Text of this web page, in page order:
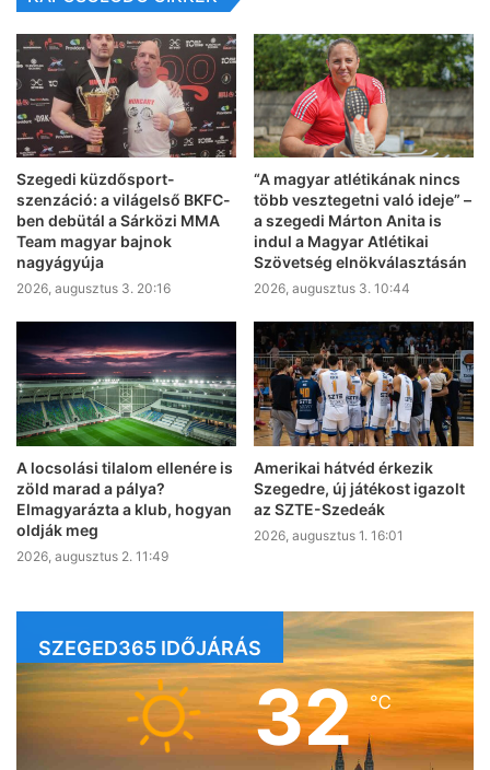
Szegedi küzdősport-
szenzáció: a világelső BKFC-
ben debütál a Sárközi MMA
Team magyar bajnok
nagyágyúja
2026, augusztus 3. 20:16
“A magyar atlétikának nincs
több vesztegetni való ideje” –
a szegedi Márton Anita is
indul a Magyar Atlétikai
Szövetség elnökválasztásán
2026, augusztus 3. 10:44
A locsolási tilalom ellenére is
zöld marad a pálya?
Elmagyarázta a klub, hogyan
oldják meg
2026, augusztus 2. 11:49
Amerikai hátvéd érkezik
Szegedre, új játékost igazolt
az SZTE-Szedeák
2026, augusztus 1. 16:01
SZEGED365 IDŐJÁRÁS
32℃